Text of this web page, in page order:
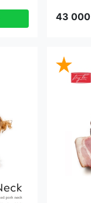
43 000